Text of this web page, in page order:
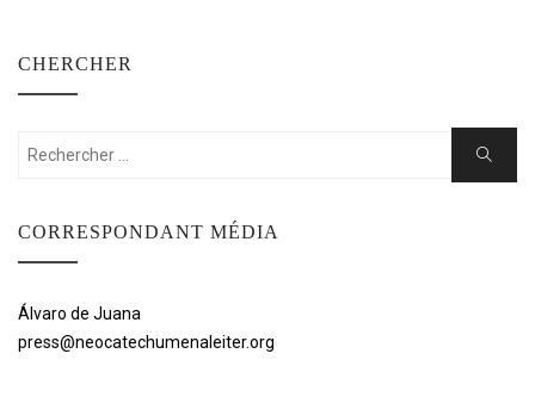
CHERCHER
Rechercher:
Chercher
CORRESPONDANT MÉDIA
Álvaro de Juana
press@neocatechumenaleiter.org